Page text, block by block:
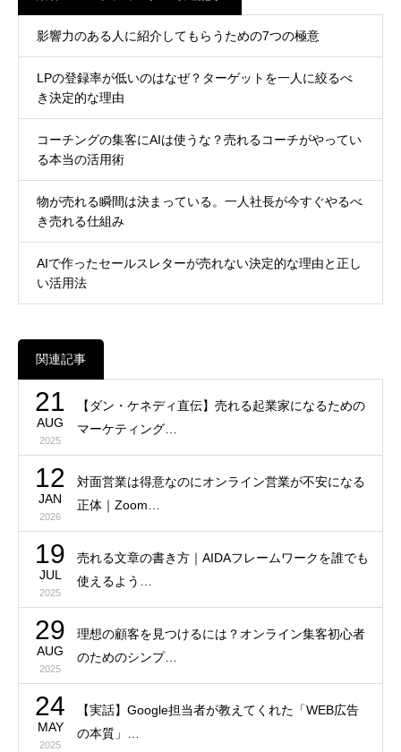
影響力のある人に紹介してもらうための7つの極意
LPの登録率が低いのはなぜ？ターゲットを一人に絞るべ
き決定的な理由
コーチングの集客にAIは使うな？売れるコーチがやってい
る本当の活用術
物が売れる瞬間は決まっている。一人社長が今すぐやるべ
き売れる仕組み
AIで作ったセールスレターが売れない決定的な理由と正し
い活用法
関連記事
21
AUG
2025
【ダン・ケネディ直伝】売れる起業家になるための
マーケティング…
12
JAN
2026
対面営業は得意なのにオンライン営業が不安になる
正体｜Zoom…
19
JUL
2025
売れる文章の書き方｜AIDAフレームワークを誰でも
使えるよう…
29
AUG
2025
理想の顧客を見つけるには？オンライン集客初心者
のためのシンプ…
24
MAY
2025
【実話】Google担当者が教えてくれた「WEB広告
の本質」…